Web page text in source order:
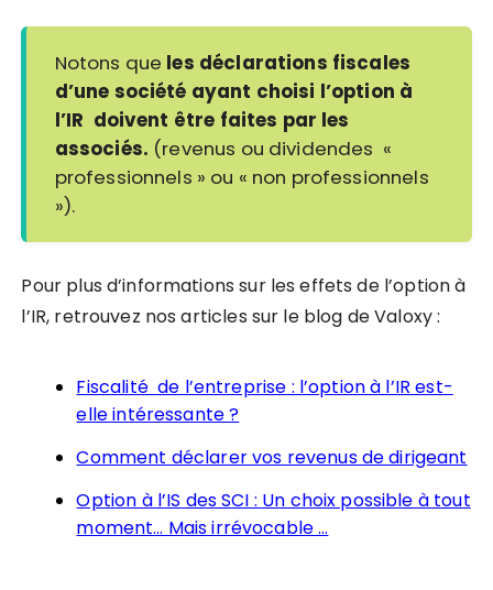
Notons que les déclarations fiscales
d’une société ayant choisi l’option à
l’IR doivent être faites par les
associés. (revenus ou dividendes «
professionnels » ou « non professionnels
»).
Pour plus d’informations sur les effets de l’option à
l’IR, retrouvez nos articles sur le blog de Valoxy :
Fiscalité de l’entreprise : l’option à l’IR est-
elle intéressante ?
Comment déclarer vos revenus de dirigeant
Option à l’IS des SCI : Un choix possible à tout
moment… Mais irrévocable …